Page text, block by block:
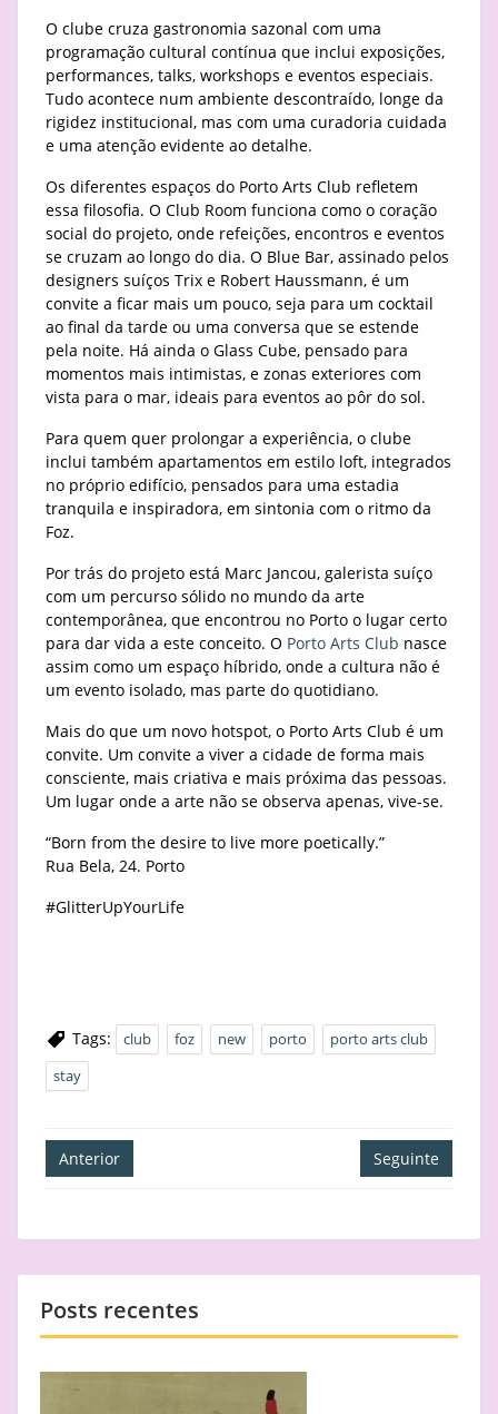
O clube cruza gastronomia sazonal com uma
programação cultural contínua que inclui exposições,
performances, talks, workshops e eventos especiais.
Tudo acontece num ambiente descontraído, longe da
rigidez institucional, mas com uma curadoria cuidada
e uma atenção evidente ao detalhe.
Os diferentes espaços do Porto Arts Club refletem
essa filosofia. O Club Room funciona como o coração
social do projeto, onde refeições, encontros e eventos
se cruzam ao longo do dia. O Blue Bar, assinado pelos
designers suíços Trix e Robert Haussmann, é um
convite a ficar mais um pouco, seja para um cocktail
ao final da tarde ou uma conversa que se estende
pela noite. Há ainda o Glass Cube, pensado para
momentos mais intimistas, e zonas exteriores com
vista para o mar, ideais para eventos ao pôr do sol.
Para quem quer prolongar a experiência, o clube
inclui também apartamentos em estilo loft, integrados
no próprio edifício, pensados para uma estadia
tranquila e inspiradora, em sintonia com o ritmo da
Foz.
Por trás do projeto está Marc Jancou, galerista suíço
com um percurso sólido no mundo da arte
contemporânea, que encontrou no Porto o lugar certo
para dar vida a este conceito. O Porto Arts Club nasce
assim como um espaço híbrido, onde a cultura não é
um evento isolado, mas parte do quotidiano.
Mais do que um novo hotspot, o Porto Arts Club é um
convite. Um convite a viver a cidade de forma mais
consciente, mais criativa e mais próxima das pessoas.
Um lugar onde a arte não se observa apenas, vive-se.
“Born from the desire to live more poetically.”
Rua Bela, 24. Porto
#GlitterUpYourLife
Tags: club foz new porto
porto arts club
stay
Navegação
de
Anterior Seguinte
Posts recentes